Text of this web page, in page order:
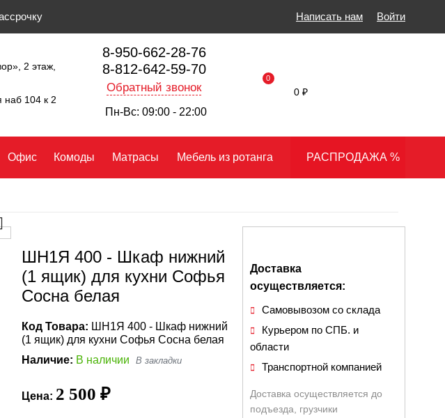
Написать нам Войти
2 этаж,
наб 104 к 2
8-950-662-28-76
8-812-642-59-70
Обратный звонок
Пн-Вс: 09:00 - 22:00
0
0 ₽
Офис Комоды Матрасы Мебель из ротанга РАСПРОДАЖА %
ШН1Я 400 - Шкаф нижний
(1 ящик) для кухни Софья
Сосна белая
Код Товара: ШН1Я 400 - Шкаф нижний
(1 ящик) для кухни Софья Сосна белая
Наличие: В наличии
Цена: 2 500 ₽
Доставка
осуществляется:
Самовывозом со склада
Курьером по СПБ. и
области
Транспортной компанией
Доставка осуществляется до
подъезда, грузчики